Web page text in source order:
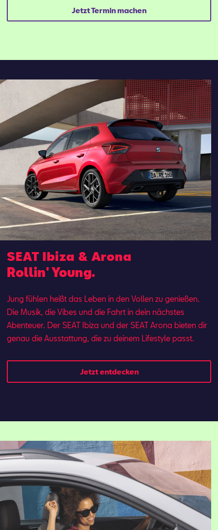
Jetzt Termin machen
SEAT Ibiza & Arona
Rollin' Young.
Jung fühlen heißt das Leben in den Vollen zu genießen.
Die Musik, die Vibes und die Fahrt in dein nächstes
Abenteuer. Der SEAT Ibi­za und der SEAT Aro­na bie­ten dir
ge­nau die Aus­stat­tung, die zu dei­nem Lifestyle passt.
Jetzt entdecken